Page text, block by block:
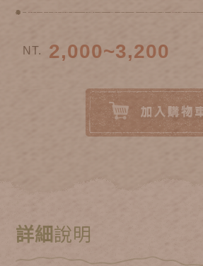
NT. 2,000~3,200
詳細說明